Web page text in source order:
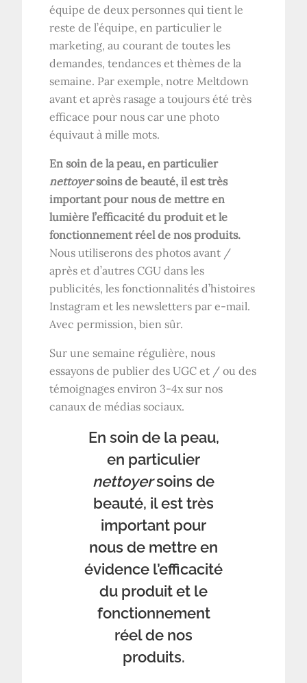
équipe de deux personnes qui tient le
reste de l’équipe, en particulier le
marketing, au courant de toutes les
demandes, tendances et thèmes de la
semaine. Par exemple, notre Meltdown
avant et après rasage a toujours été très
efficace pour nous car une photo
équivaut à mille mots.
En soin de la peau, en particulier
nettoyersoins de beauté, il est très
important pour nous de mettre en
lumière l’efficacité du produit et le
fonctionnement réel de nos produits.
Nous utiliserons des photos avant /
après et d’autres CGU dans les
publicités, les fonctionnalités d’histoires
Instagram et les newsletters par e-mail.
Avec permission, bien sûr.
Sur une semaine régulière, nous
essayons de publier des UGC et / ou des
témoignages environ 3-4x sur nos
canaux de médias sociaux.
En soin de la peau,
en particulier
nettoyersoins de
beauté, il est très
important pour
nous de mettre en
évidence l’efficacité
du produit et le
fonctionnement
réel de nos
produits.